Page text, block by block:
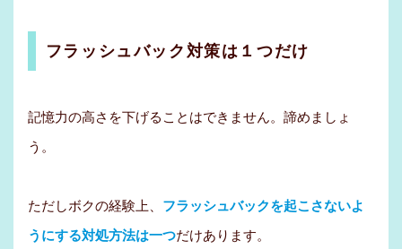
フラッシュバック対策は１つだけ
記憶力の高さを下げることはできません。諦めましょ
う。
ただしボクの経験上、 フラッシュバックを起こさないよ
うにする対処方法は一つだけあります。